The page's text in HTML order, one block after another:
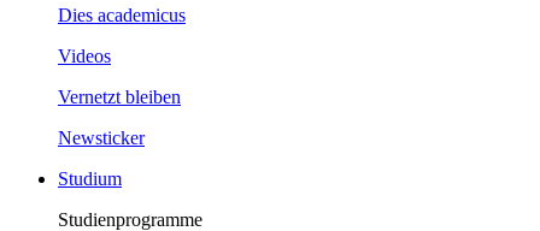
Dies academicus
Videos
Vernetzt bleiben
Newsticker
Studium
Studienprogramme